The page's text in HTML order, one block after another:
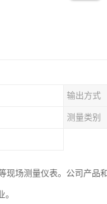
输出方式
测量类别
场测量仪表。公司产品